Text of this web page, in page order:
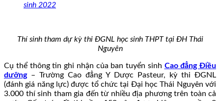
sinh 2022
Thí sinh tham dự kỳ thi ĐGNL học sinh THPT tại ĐH Thái
Nguyên
Cụ thể thông tin ghi nhận của ban tuyển sinh Cao đẳng Điều
dưỡng– Trường Cao đẳng Y Dược Pasteur, kỳ thi ĐGNL
(đánh giá năng lực) được tổ chức tại Đại học Thái Nguyên với
3.000 thí sinh tham gia đến từ nhiều địa phương trên toàn cả